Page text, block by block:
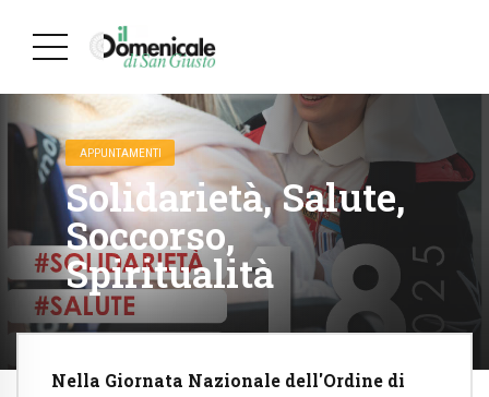
APPUNTAMENTI
Solidarietà, Salute,
Soccorso,
Spiritualità
Nella Giornata Nazionale dell'Ordine di